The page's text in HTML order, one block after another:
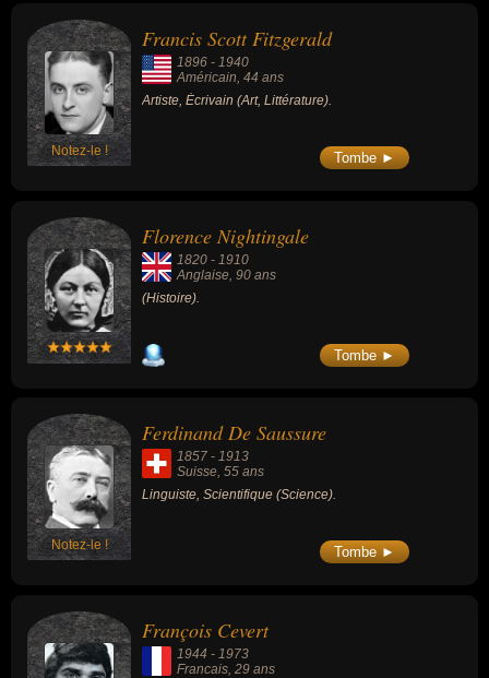
Notez-le !
Francis Scott Fitzgerald
1896 - 1940
Américain, 44 ans
Artiste, Écrivain (Art, Littérature).
Tombe ►
Florence Nightingale
1820 - 1910
Anglaise , 90 ans
(Histoire).
Tombe ►
Notez-le !
Ferdinand De Saussure
1857 - 1913
Suisse, 55 ans
Linguiste, Scientifique (Science).
Tombe ►
François Cevert
1944 - 1973
Francais , 29 ans